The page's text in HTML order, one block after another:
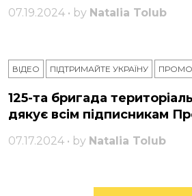
07.19.2024 • by Natalia Tolub
ВІДЕО ПІДТРИМАЙТЕ УКРАЇНУ
125-та бригада
дякує всім підписникам
07.17.2024 • by Natalia Tolub